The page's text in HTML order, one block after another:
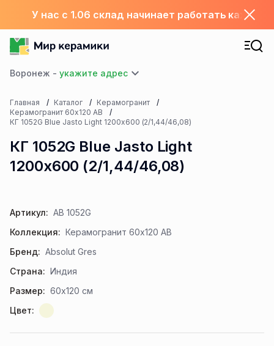
У нас с 1.06 склад начинает работать каждый
Воронеж -
Главная Каталог
Керамогранит
Керамогранит 60х120 АВ
КГ 1052G Blue Jasto Light 1200x600 (2/1,44/46,08)
КГ 1052G Blue Jasto Light
1200x600 (2/1,44/46,08)
Артикул: AB 1052G
Коллекция: Керамогранит 60х120 АВ
Бренд: Absolut Gres
Страна: Индия
Размер: 60x120 см
Цвет: